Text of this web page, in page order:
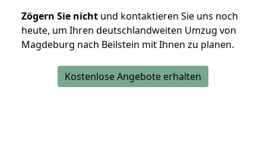
Zögern Sie nicht und kontaktieren Sie uns noch
heute, um Ihren deutschlandweiten Umzug von
Magdeburg nach Beilstein mit Ihnen zu planen.
Kostenlose Angebote erhalten